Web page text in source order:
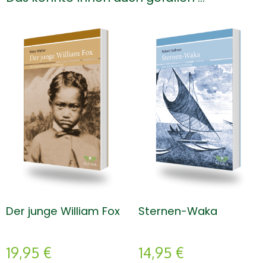
Der junge William Fox
19,95 €
Sternen-Waka
14,95 €